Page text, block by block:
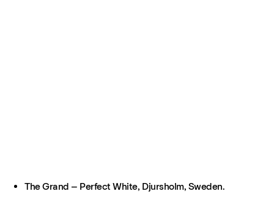
The Grand – Perfect White, Djursholm, Sweden.